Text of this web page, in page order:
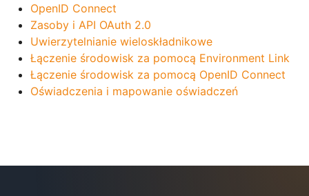
OpenID Connect
Zasoby i API OAuth 2.0
Uwierzytelnianie wieloskładnikowe
Łączenie środowisk za pomocą Environment Link
Łączenie środowisk za pomocą OpenID Connect
Oświadczenia i mapowanie oświadczeń